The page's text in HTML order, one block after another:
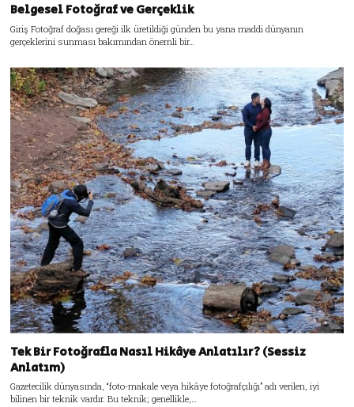
Belgesel Fotoğraf ve Gerçeklik
Giriş Fotoğraf doğası gereği ilk üretildiği günden bu yana maddi dünyanın
gerçeklerini sunması bakımından önemli bir…
Tek Bir Fotoğrafla Nasıl Hikâye Anlatılır? (Sessiz
Anlatım)
Gazetecilik dünyasında, “foto-makale veya hikâye fotoğrafçılığı” adı verilen, iyi
bilinen bir teknik vardır. Bu teknik; genellikle,…